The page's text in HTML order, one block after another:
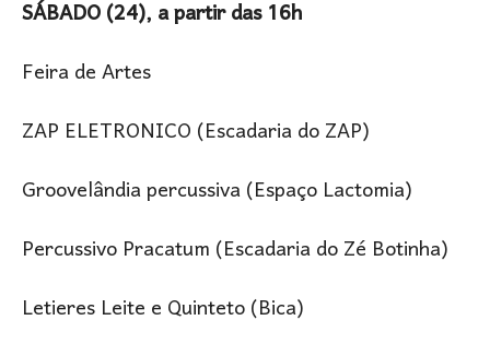
SÁBADO (24), a partir das 16h
Feira de Artes
ZAP ELETRONICO (Escadaria do ZAP)
Groovelândia percussiva (Espaço Lactomia)
Percussivo Pracatum (Escadaria do Zé Botinha)
Letieres Leite e Quinteto (Bica)